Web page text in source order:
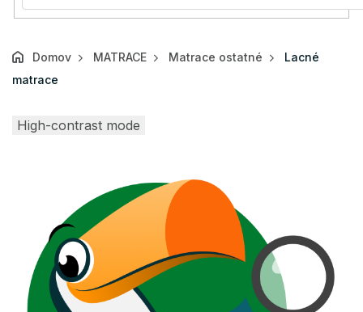
Domov MATRACE Matrace ostatné
Lacné
matrace
High-contrast mode